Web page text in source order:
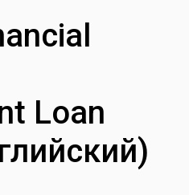
Loan